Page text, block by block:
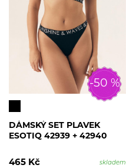
-50 %
DÁMSKÝ SET PLAVEK
ESOTIQ 42939 + 42940
465 Kč skladem